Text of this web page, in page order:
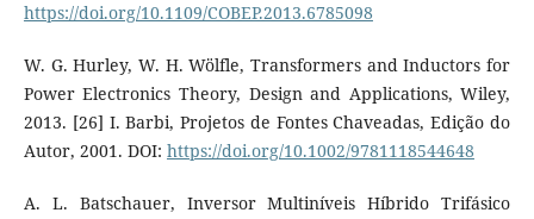
https://doi.org/10.1109/COBEP.2013.6785098
W. G. Hurley, W. H. Wölfle, Transformers and Inductors for
Power Electronics Theory, Design and Applications, Wiley,
2013. [26] I. Barbi, Projetos de Fontes Chaveadas, Edição do
Autor, 2001. DOI: https://doi.org/10.1002/9781118544648
A. L. Batschauer, Inversor Multiníveis Híbrido Trifásico